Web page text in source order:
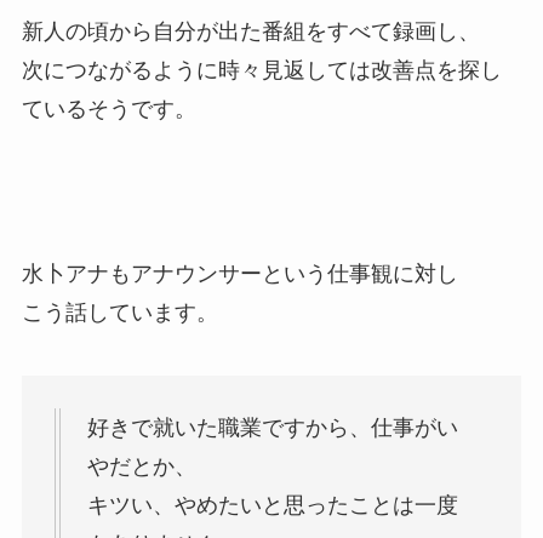
新人の頃から自分が出た番組をすべて録画し、
次につながるように時々見返しては改善点を探し
ているそうです。
水卜アナもアナウンサーという仕事観に対し
こう話しています。
好きで就いた職業ですから、仕事がい
やだとか、
キツい、やめたいと思ったことは一度